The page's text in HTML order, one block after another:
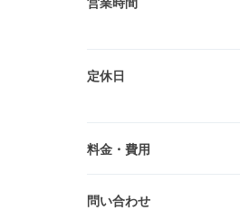
定休日
料金・費用
問い合わせ